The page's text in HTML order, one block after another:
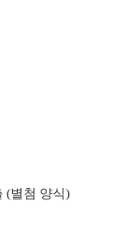
(별첨 양식)